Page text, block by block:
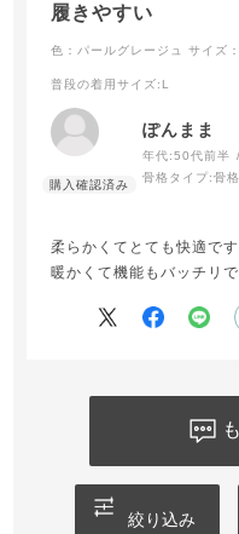
履きやすい
色：パールグレージュ サイズ：
普段の着用サイズ:L
ぽんまま
年代:50代前半
骨格タイプ:骨
柔らかくてとても快適です
暖かくて機能もバッチリで
絞り込み